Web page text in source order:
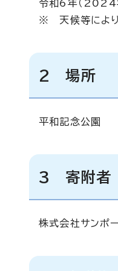
令和6年（2024
※ 天候等により
2 場所
平和記念公園
3 寄附者
株式会社サンポ